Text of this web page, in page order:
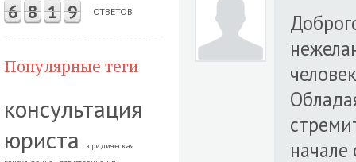
6 8 1 9 ОТВЕТОВ
Популярные теги
консультация
юриста
юридическая